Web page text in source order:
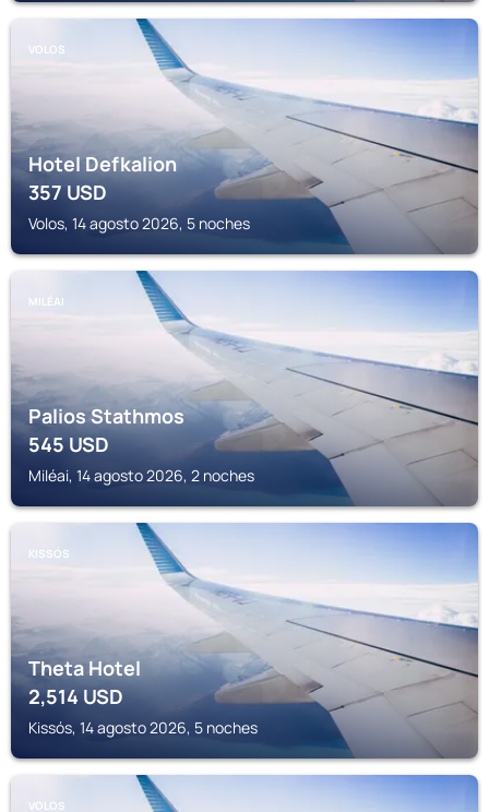
VOLOS
Hotel Defkalion
357USD
Volos, 14 agosto 2026, 5 noches
MILÉAI
Palios Stathmos
545USD
Miléai, 14 agosto 2026, 2 noches
KISSÓS
Theta Hotel
2,514 USD
Kissós, 14 agosto 2026, 5 noches
VOLOS